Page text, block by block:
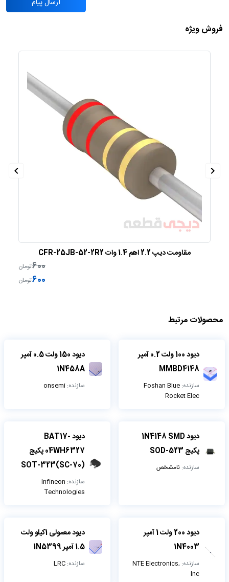
فروش ویژه
مقاومت دیپ 2.2 اهم 1.4 وات CFR-25JB-52-2R2
600تومان
600تومان
محصولات مرتبط
دیود 100 ولت 0.2 آمپر
MMBD4148
سازنده:Foshan Blue
Rocket Elec
دیود 150 ولت 0.5 آمپر
1N458A
سازنده:onsemi
دیود 1N4148 SMD
پکیج SOD-523
سازنده:نامشخص
دیود BAT17-
04WH6327 پکیج
SOT-323(SC-70)
سازنده: Infineon
Technologies
دیود 200 ولت 1 آمپر
1N4003
سازنده: NTE Electronics,
Inc
دیود معمولی 1کیلو ولت
1.5 آمپر 1N5399
سازنده:LRC